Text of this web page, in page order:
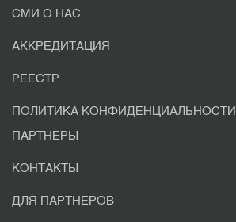
СМИ О НАС
АККРЕДИТАЦИЯ
РЕЕСТР
ПОЛИТИКА КОНФИДЕНЦИАЛЬНОСТИ
ПАРТНЕРЫ
КОНТАКТЫ
ДЛЯ ПАРТНЕРОВ